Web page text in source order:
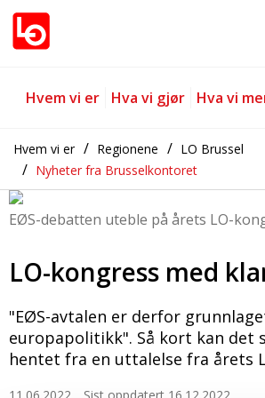
LO-kongress med
Gå til hovedinnhold
Gå til navigasjon
Hvem vi er Hva vi gjør Hva vi
Hvem vi er Regionene
LO Brussel
Nyheter fra Brusselkontoret
EØS-debatten uteble på årets LO-
LO-kongress med
"EØS-avtalen er derfor
europapolitikk". Så kort kan det
hentet fra en uttalelse fra årets